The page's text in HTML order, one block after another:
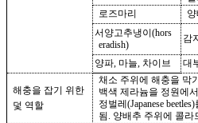
로즈마리
서양고추냉이(hors
eradish)
감
양파 마늘 차이브 대
해충을 잡기 위한
덫 역할
채소 주위에 해충을 막
백색 제라늄을 정원에서
정벌레(Japanese beetles)
됨 양배추 주위에 콜라